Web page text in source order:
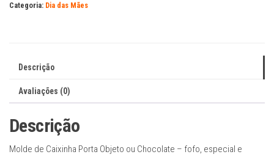
Objeto
das
quantidade
Categoria: Dia das Mães
Descrição
Avaliações (0)
Descrição
Molde de Caixinha Porta Objeto ou Chocolate – fofo, especial e